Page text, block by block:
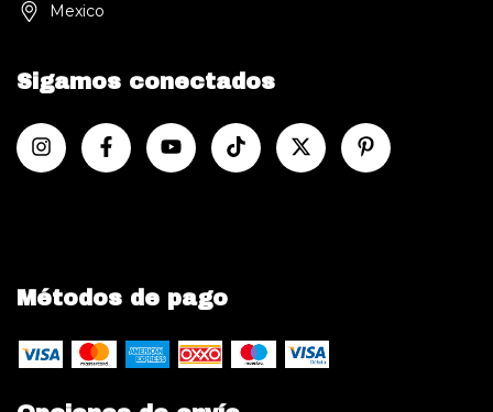
Mexico
Sigamos conectados
Métodos de pago